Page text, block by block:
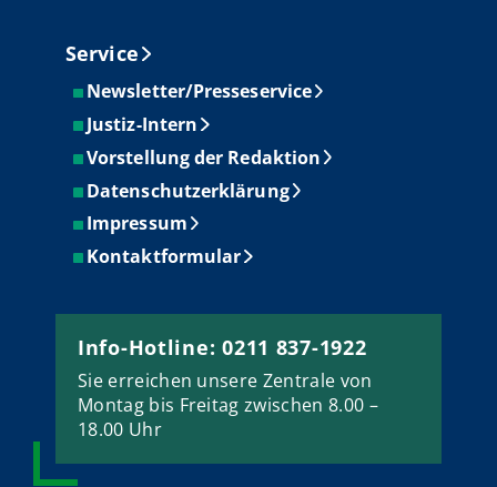
Service
Newsletter/Presseservice
Justiz-Intern
Vorstellung der Redaktion
Datenschutzerklärung
Impressum
Kontaktformular
Info-Hotline: 0211 837-1922
Sie erreichen unsere Zentrale von
Montag bis Freitag zwischen 8.00 –
18.00 Uhr